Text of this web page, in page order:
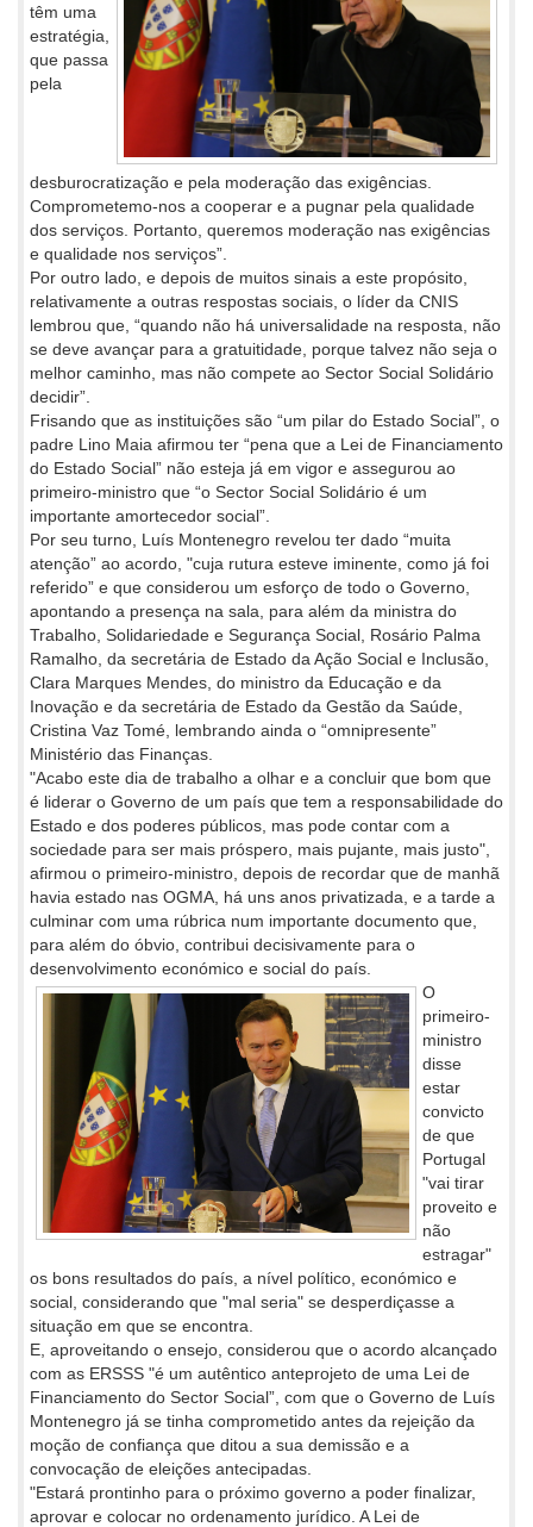
têm uma
estratégia,
que passa
pela
desburocratização e pela moderação das exigências.
Comprometemo-nos a cooperar e a pugnar pela qualidade
dos serviços. Portanto, queremos moderação nas exigências
e qualidade nos serviços”.
Por outro lado, e depois de muitos sinais a este propósito,
relativamente a outras respostas sociais, o líder da CNIS
lembrou que, “quando não há universalidade na resposta, não
se deve avançar para a gratuitidade, porque talvez não seja o
melhor caminho, mas não compete ao Sector Social Solidário
decidir”.
Frisando que as instituições são “um pilar do Estado Social”, o
padre Lino Maia afirmou ter “pena que a Lei de Financiamento
do Estado Social” não esteja já em vigor e assegurou ao
primeiro-ministro que “o Sector Social Solidário é um
importante amortecedor social”.
Por seu turno, Luís Montenegro revelou ter dado “muita
atenção” ao acordo, "cuja rutura esteve iminente, como já foi
referido” e que considerou um esforço de todo o Governo,
apontando a presença na sala, para além da ministra do
Trabalho, Solidariedade e Segurança Social, Rosário Palma
Ramalho, da secretária de Estado da Ação Social e Inclusão,
Clara Marques Mendes, do ministro da Educação e da
Inovação e da secretária de Estado da Gestão da Saúde,
Cristina Vaz Tomé, lembrando ainda o “omnipresente”
Ministério das Finanças.
"Acabo este dia de trabalho a olhar e a concluir que bom que
é liderar o Governo de um país que tem a responsabilidade do
Estado e dos poderes públicos, mas pode contar com a
sociedade para ser mais próspero, mais pujante, mais justo",
afirmou o primeiro-ministro, depois de recordar que de manhã
havia estado nas OGMA, há uns anos privatizada, e a tarde a
culminar com uma rúbrica num importante documento que,
para além do óbvio, contribui decisivamente para o
desenvolvimento económico e social do país.
O
primeiro-
ministro
disse
estar
convicto
de que
Portugal
"vai tirar
proveito e
não
estragar"
os bons resultados do país, a nível político, económico e
social, considerando que "mal seria" se desperdiçasse a
situação em que se encontra.
E, aproveitando o ensejo, considerou que o acordo alcançado
com as ERSSS "é um autêntico anteprojeto de uma Lei de
Financiamento do Sector Social”, com que o Governo de Luís
Montenegro já se tinha comprometido antes da rejeição da
moção de confiança que ditou a sua demissão e a
convocação de eleições antecipadas.
"Estará prontinho para o próximo governo a poder finalizar,
aprovar e colocar no ordenamento jurídico. A Lei de